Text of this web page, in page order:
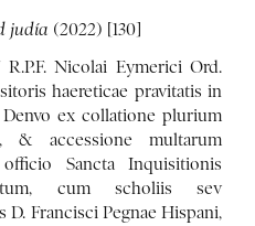
judía (2022) [130]
R.P.F. Nicolai Eymerici Ord.
haereticae pravitatis in
ex collatione plurium
& accessione multarum
Sancta Inquisitionis
cum scholiis sev
Francisci Pegnae Hispani,